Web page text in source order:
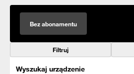
Bez abonamentu
Filtruj
Wyszukaj urządzenie